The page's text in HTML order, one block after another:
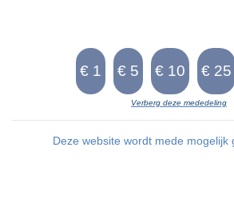
Verberg deze mededeling
Deze website wordt mede mogelijk